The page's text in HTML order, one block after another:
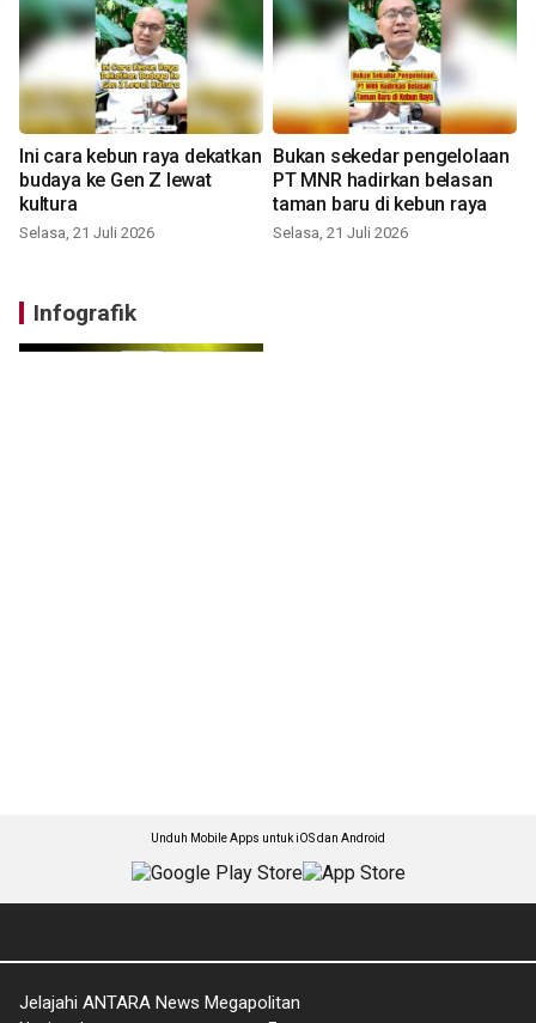
Ini cara kebun raya dekatkan
budaya ke Gen Z lewat
kultura
Selasa, 21 Juli 2026
Bukan sekedar pengelolaan
PT MNR hadirkan belasan
taman baru di kebun raya
Selasa, 21 Juli 2026
Infografik
Unduh Mobile Apps untuk iOS dan Android
Jelajahi ANTARA News Megapolitan